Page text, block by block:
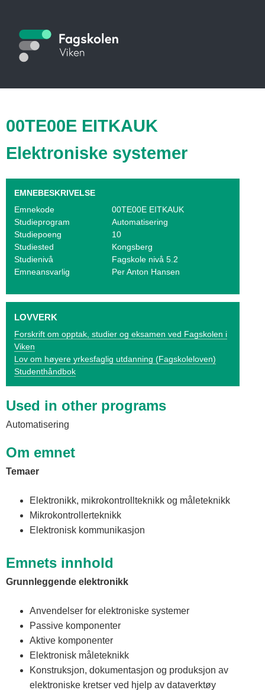
hovedinnhold
S
t
i
k
a
t
a
l
o
g
V
i
k
e
n
00TE00E EITKAUK
Elektroniske systemer
EMNEBESKRIVELSE
Emnekode
00TE00E EITKAUK
Studieprogram
Automatisering
Studiepoeng
10
Studiested
Kongsberg
Studienivå
Fagskole nivå 5.2
Emneansvarlig
Per Anton Hansen
LOVVERK
Forskrift om opptak, studier og eksamen ved Fagskolen i
Viken
Lov om høyere yrkesfaglig utdanning (Fagskoleloven)
Studenthåndbok
Used in other programs
Automatisering
Om emnet
Temaer
Elektronikk, mikrokontrollteknikk og måleteknikk
Mikrokontrollerteknikk
Elektronisk kommunikasjon
Emnets innhold
Grunnleggende elektronikk
Anvendelser for elektroniske systemer
Passive komponenter
Aktive komponenter
Elektronisk måleteknikk
Konstruksjon, dokumentasjon og produksjon av
elektroniske kretser ved hjelp av dataverktøy